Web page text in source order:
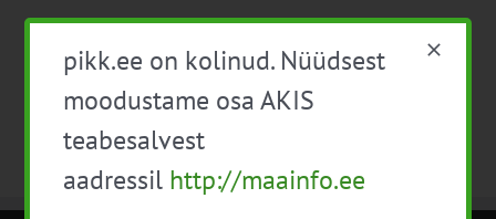
pikk.ee on kolinud. Nüüdsest
moodustame osa AKIS
teabesalvest
aadressil http://maainfo.ee